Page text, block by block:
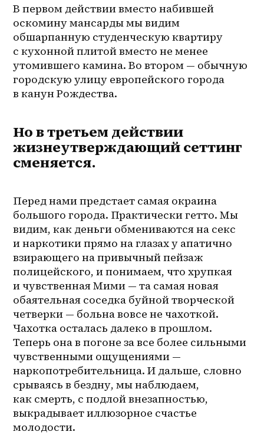
В первом действии вместо набившей
оскомину мансарды мы видим
обшарпанную студенческую квартиру
с кухонной плитой вместо не менее
утомившего камина. Во втором — обычную
городскую улицу европейского города
в канун Рождества.
Но в третьем действии
жизнеутверждающий сеттинг
сменяется.
Перед нами предстает самая окраина
большого города. Практически гетто. Мы
видим, как деньги обмениваются на секс
и наркотики прямо на глазах у апатично
взирающего на привычный пейзаж
полицейского, и понимаем, что хрупкая
и чувственная Мими — та самая новая
обаятельная соседка буйной творческой
четверки — больна вовсе не чахоткой.
Чахотка осталась далеко в прошлом.
Теперь она в погоне за все более сильными
чувственными ощущениями —
наркопотребительница. И дальше, словно
срываясь в бездну, мы наблюдаем,
как смерть, с подлой внезапностью,
выкрадывает иллюзорное счастье
молодости.